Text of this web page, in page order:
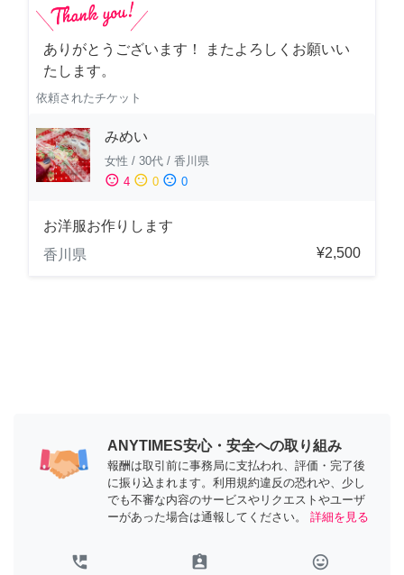
ありがとうございます！ またよろしくお願いい
たします。
依頼されたチケット
みめい
女性 / 30代 / 香川県
sentiment_satisfied 4 sentiment_neutral 0 sentiment_dissatisfied 0
お洋服お作りします
香川県
¥2,500
ANYTIMES安心・安全への取り組み
報酬は取引前に事務局に支払われ、評価・完了後
に振り込まれます。利用規約違反の恐れや、少し
でも不審な内容のサービスやリクエストやユーザ
ーがあった場合は通報してください。
詳細を見る
perm_phone_msg assignment_ind tag_faces